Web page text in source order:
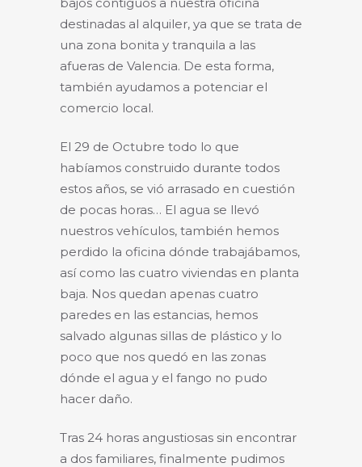
destinadas al alquiler, ya que se trata de
una zona bonita y tranquila a las
afueras de Valencia. De esta forma,
también ayudamos a potenciar el
comercio local.
El 29 de Octubre todo lo que
habíamos construido durante todos
estos años, se vió arrasado en cuestión
de pocas horas… El agua se llevó
nuestros vehículos, también hemos
perdido la oficina dónde trabajábamos,
así como las cuatro viviendas en planta
baja. Nos quedan apenas cuatro
paredes en las estancias, hemos
salvado algunas sillas de plástico y lo
poco que nos quedó en las zonas
dónde el agua y el fango no pudo
hacer daño.
Tras 24 horas angustiosas sin encontrar
a dos familiares, finalmente pudimos